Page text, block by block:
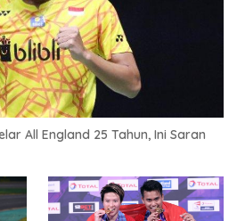
All England 25 Tahun, Ini Saran